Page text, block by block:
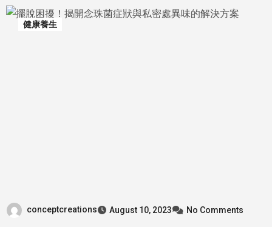
健康養生
conceptcreations August 10, 2023 No Comments